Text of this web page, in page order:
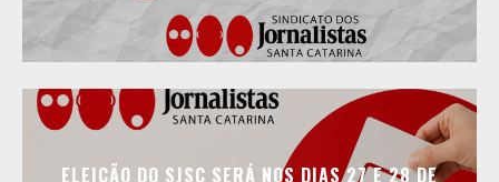
ELEIÇÃO DO SJSC SERÁ NOS DIAS 27 E 28 DE